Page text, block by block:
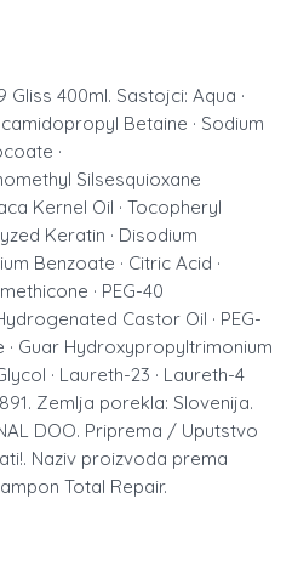
400ml. Sastojci: Aqua ·
Betaine · Sodium
·
Silsesquioxane
Kernel Oil · Tocopheryl
Keratin · Disodium
Benzoate · Citric Acid ·
· PEG-40
Castor Oil · PEG-
· Guar Hydroxypropyltrimonium
· Laureth-23 · Laureth-4
Zemlja porekla: Slovenija.
DOO. Priprema / Uputstvo
Naziv proizvoda prema
Total Repair.